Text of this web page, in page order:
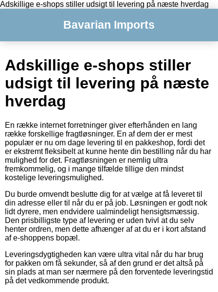
Adskillige e-shops stiller udsigt til levering på næste hverdag
Bavarian Imports
Adskillige e-shops stiller
udsigt til levering på næste
hverdag
En række internet forretninger giver efterhånden en lang
række forskellige fragtløsninger. En af dem der er mest
populær er nu om dage levering til en pakkeshop, fordi det
er ekstremt fleksibelt at kunne hente din bestilling når du har
mulighed for det. Fragtløsningen er nemlig ultra
fremkommelig, og i mange tilfælde tillige den mindst
kostelige leveringsmulighed.
Du burde omvendt beslutte dig for at vælge at få leveret til
din adresse eller til når du er på job. Løsningen er godt nok
lidt dyrere, men endvidere ualmindeligt hensigtsmæssig.
Den prisbilligste type af levering er uden tvivl at du selv
henter ordren, men dette afhænger af at du er i kort afstand
af e-shoppens bopæl.
Leveringsdygtigheden kan være ultra vital når du har brug
for pakken om få sekunder, så af den grund er det altså på
sin plads at man ser nærmere på den forventede leveringstid
på det vedkommende produkt.